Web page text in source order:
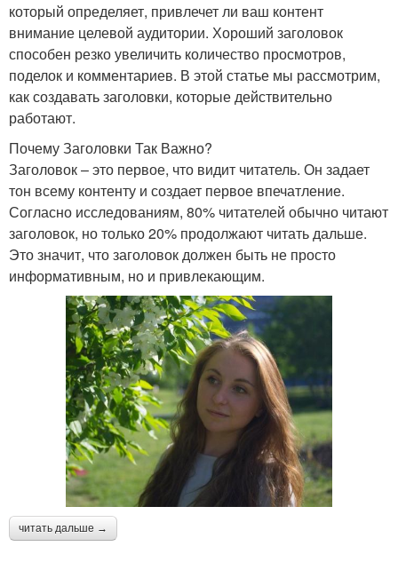
который определяет, привлечет ли ваш контент
внимание целевой аудитории. Хороший заголовок
способен резко увеличить количество просмотров,
поделок и комментариев. В этой статье мы рассмотрим,
как создавать заголовки, которые действительно
работают.
Почему Заголовки Так Важно?
Заголовок – это первое, что видит читатель. Он задает
тон всему контенту и создает первое впечатление.
Согласно исследованиям, 80% читателей обычно читают
заголовок, но только 20% продолжают читать дальше.
Это значит, что заголовок должен быть не просто
информативным, но и привлекающим.
читать дальше →